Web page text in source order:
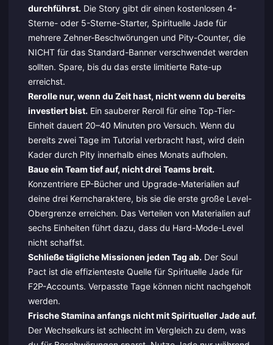
durchführst. Die Story gibt dir einen kostenlosen 4-
Sterne- oder 5-Sterne-Starter, Spirituelle Jade für
mehrere Zehner-Beschwörungen und Pity-Counter, die
NICHT für das Standard-Banner verschwendet werden
sollten. Spare, bis du das erste limitierte Rate-up
erreichst.
Rerolle nur, wenn du Zeit hast, nicht wenn du bereits
investiert bist. Ein sauberer Reroll für eine Top-Tier-
Einheit dauert 20–40 Minuten pro Versuch. Wenn du
bereits zwei Tage im Tutorial verbracht hast, wird dein
Kader durch Pity innerhalb eines Monats aufholen.
Baue ein Team tief auf, nicht drei Teams breit.
Konzentriere EP-Bücher und Upgrade-Materialien auf
deine drei Kerncharaktere, bis sie die erste große Level-
Obergrenze erreichen. Das Verteilen von Materialien auf
sechs Einheiten führt dazu, dass du Hard-Mode-Level
nicht schaffst.
Schließe tägliche Missionen jeden Tag ab. Der Soul
Pact ist die effizienteste Quelle für Spirituelle Jade für
F2P-Accounts. Verpasste Tage können nicht nachgeholt
werden.
Frische Stamina anfangs nicht mit Spiritueller Jade auf.
Der Wechselkurs ist schlecht im Vergleich zu dem, was